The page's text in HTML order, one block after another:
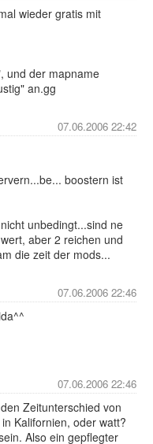
wieder gratis mit
und der mapname
an.gg
07.06.2006 22:42
boostern ist
unbedingt...sind ne
aber 2 reichen und
die zeit der mods...
07.06.2006 22:46
07.06.2006 22:46
Zeitunterschied von
Kalifornien, oder watt?
Also ein gepflegter